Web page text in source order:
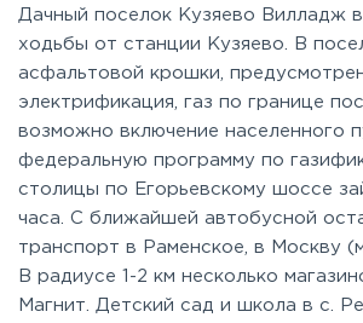
Дачный поселок Кузяево Вилладж
ходьбы от станции Кузяево. В
асфальтовой крошки,
электрификация, газ по границе
возможно включение населенного
федеральную программу по
столицы по Егорьевскому шоссе
часа. С ближайшей автобусной
транспорт в Раменское, в Москву
В радиусе 1-2 км несколько
Магнит. Детский сад и школа в с.